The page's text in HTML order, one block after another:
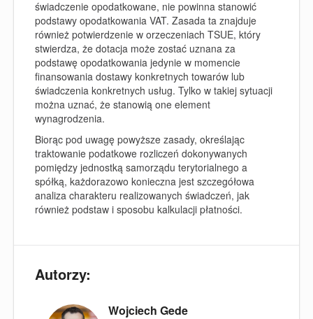
świadczenie opodatkowane, nie powinna stanowić
podstawy opodatkowania VAT. Zasada ta znajduje
również potwierdzenie w orzeczeniach TSUE, który
stwierdza, że dotacja może zostać uznana za
podstawę opodatkowania jedynie w momencie
finansowania dostawy konkretnych towarów lub
świadczenia konkretnych usług. Tylko w takiej sytuacji
można uznać, że stanowią one element
wynagrodzenia.
Biorąc pod uwagę powyższe zasady, określając
traktowanie podatkowe rozliczeń dokonywanych
pomiędzy jednostką samorządu terytorialnego a
spółką, każdorazowo konieczna jest szczegółowa
analiza charakteru realizowanych świadczeń, jak
również podstaw i sposobu kalkulacji płatności.
Autorzy:
Wojciech Gede